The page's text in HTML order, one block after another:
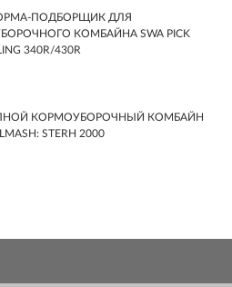
ПОДБОРЩИК ДЛЯ
КОМБАЙНА SWA PICK
340R/430R
КОРМОУБОРОЧНЫЙ КОМБАЙН
STERH 2000